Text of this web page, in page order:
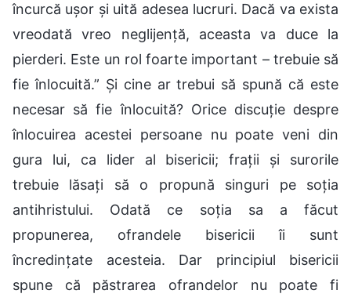
încurcă ușor și uită adesea lucruri. Dacă va exista
vreodată vreo neglijență, aceasta va duce la
pierderi. Este un rol foarte important – trebuie să
fie înlocuită.” Și cine ar trebui să spună că este
necesar să fie înlocuită? Orice discuție despre
înlocuirea acestei persoane nu poate veni din
gura lui, ca lider al bisericii; frații și surorile
trebuie lăsați să o propună singuri pe soția
antihristului. Odată ce soția sa a făcut
propunerea, ofrandele bisericii îi sunt
încredințate acesteia. Dar principiul bisericii
spune că păstrarea ofrandelor nu poate fi